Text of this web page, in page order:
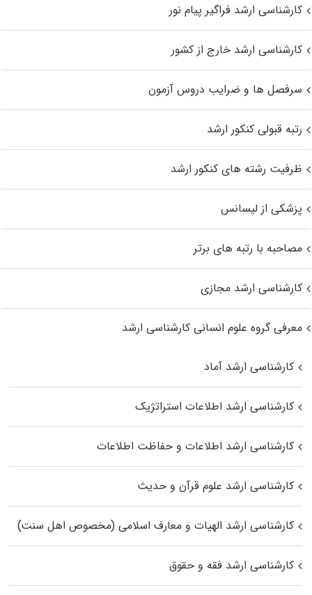
کارشناسی ارشد فراگیر پیام نور
کارشناسی ارشد خارج از کشور
سرفصل ها و ضرایب دروس آزمون
رتبه قبولی کنکور ارشد
ظرفیت رشته های کنکور ارشد
پزشکی از لیسانس
مصاحبه با رتبه های برتر
کارشناسی ارشد مجازی
معرفی گروه علوم انسانی کارشناسی ارشد
کارشناسی ارشد آماد
کارشناسی ارشد اطلاعات استراتژیک
کارشناسی ارشد اطلاعات و حفاظت اطلاعات
کارشناسی ارشد علوم قرآن و حدیث
کارشناسی ارشد الهیات و معارف اسلامی (مخصوص اهل سنت)
کارشناسی ارشد فقه و حقوق